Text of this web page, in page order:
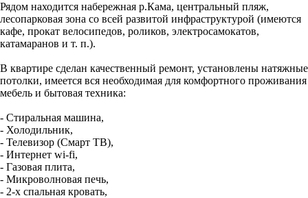
Рядом находится набережная р.Кама, центральный пляж,
лесопарковая зона со всей развитой инфраструктурой (имеются
кафе, прокат велосипедов, роликов, электросамокатов,
катамаранов и т. п.).
В квартире сделан качественный ремонт, установлены натяжные
потолки, имеется вся необходимая для комфортного проживания
мебель и бытовая техника:
- Стиральная машина,
- Холодильник,
- Телевизор (Смарт ТВ),
- Интернет wi-fi,
- Газовая плита,
- Микроволновая печь,
- 2-х спальная кровать,